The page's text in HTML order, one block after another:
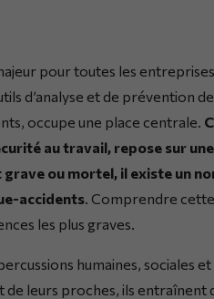
pour toutes les
d’analyse et de prévention
occupe une place centrale.
au travail, repose sur
grave ou mortel, il existe un
accidents . Comprendre
les plus graves.
humaines, sociales
leurs proches, ils entraînent